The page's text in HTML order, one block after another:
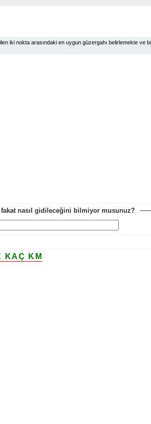
iki nokta arasındaki en uygun güzergahı belirlemekte
nasıl gidileceğini bilmiyor musunuz?
KAÇ KM